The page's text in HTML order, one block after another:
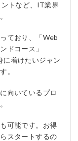
トなど、IT業界
ており、「Web
ドコース」
に着けたいジャン
。
向いているプロ
可能です。お得
スタートするの